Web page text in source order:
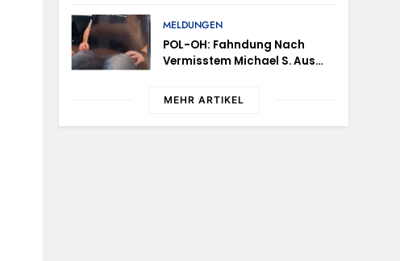
Zaragoza Gonzalez
MELDUNGEN
POL-OH: Fahndung Nach
Vermisstem Michael S. Aus
MEHR ARTIKEL